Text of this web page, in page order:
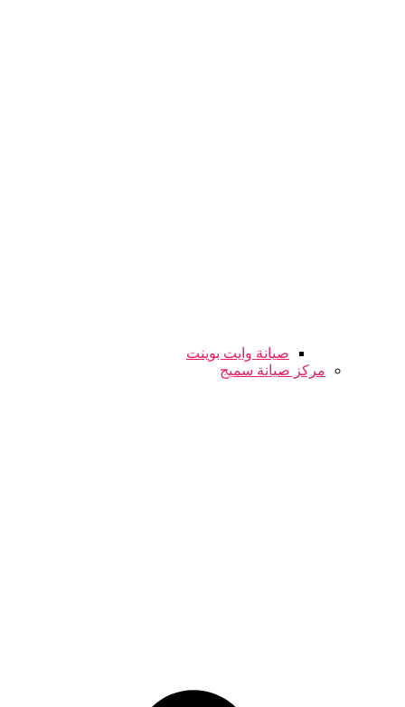
صيانة وايت بوينت
مركز صيانة سميج